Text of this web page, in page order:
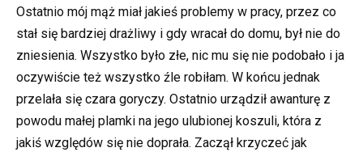
Ostatnio mój mąż miał jakieś problemy w pracy, przez co
stał się bardziej drażliwy i gdy wracał do domu, był nie do
zniesienia. Wszystko było złe, nic mu się nie podobało i ja
oczywiście też wszystko źle robiłam. W końcu jednak
przelała się czara goryczy. Ostatnio urządził awanturę z
powodu małej plamki na jego ulubionej koszuli, która z
jakiś względów się nie doprała. Zaczął krzyczeć jak